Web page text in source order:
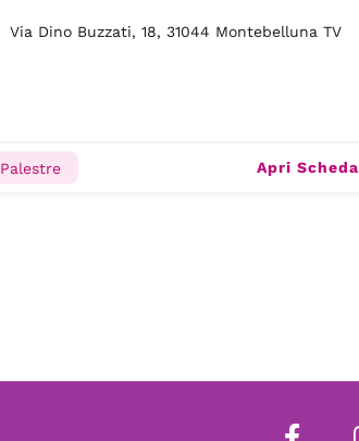
Via Dino Buzzati, 18, 31044 Montebelluna TV
Palestre Apri Scheda